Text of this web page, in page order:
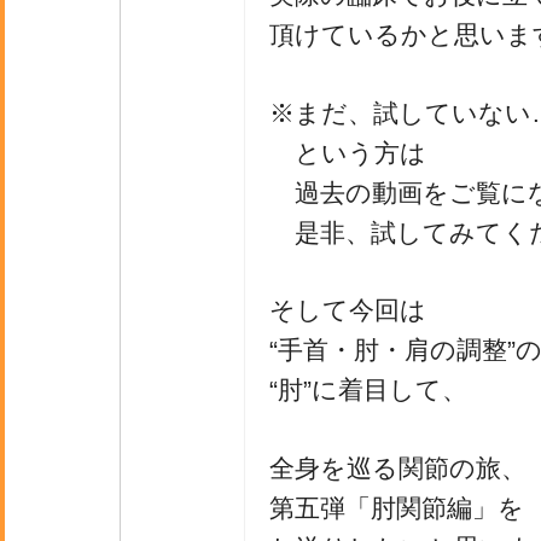
頂けているかと思いま
※まだ、試していない
という方は
過去の動画をご覧に
是非、試してみてく
そして今回は
“手首・肘・肩の調整”の
“肘”に着目して、
全身を巡る関節の旅、
第五弾「肘関節編」を